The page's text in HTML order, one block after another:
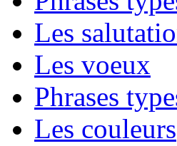
Les
Les voeux
Phrases
Les couleurs